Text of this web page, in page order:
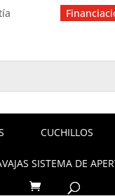
CUCHILLOS
SISTEMA DE